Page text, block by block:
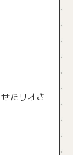
たリオさ